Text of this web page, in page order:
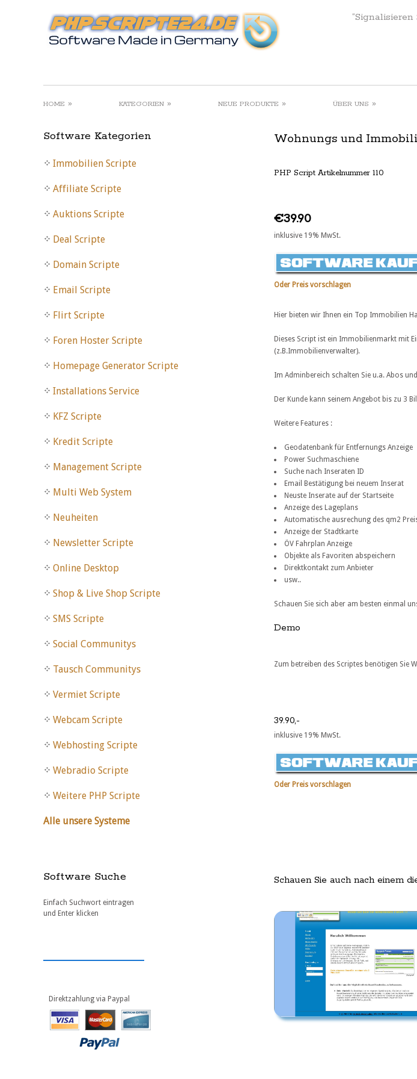
HOME » KATEGORIEN » NEUE PRODUKTE » ÜBER UNS »
Wohnungs und
PHP Script Artikelnummer 110
€39.90
inklusive 19% MwSt.
Oder Preis vorschlagen
Hier bieten wir Ihnen ein Top Immobilien
Dieses Script ist ein Immobilienmarkt mit
(z.B.Immobilienverwalter).
Im Adminbereich schalten Sie u.a. Abos
Der Kunde kann seinem Angebot bis zu 3
Weitere Features :
Geodatenbank für Entfernungs Anzeige
Power Suchmaschiene
Suche nach Inseraten ID
Email Bestätigung bei neuem Inserat
Neuste Inserate auf der Startseite
Anzeige des Lageplans
Automatische ausrechung des qm2
Anzeige der Stadtkarte
ÖV Fahrplan Anzeige
Objekte als Favoriten abspeichern
Direktkontakt zum Anbieter
usw..
Schauen Sie sich aber am besten einmal
Demo
Zum betreiben des Scriptes benötigen Sie
39.90,-
inklusive 19% MwSt.
Oder Preis vorschlagen
Schauen Sie auch nach einem
Software Kategorien
Immobilien Scripte
Affiliate Scripte
Auktions Scripte
Deal Scripte
Domain Scripte
Email Scripte
Flirt Scripte
Foren Hoster Scripte
Homepage Generator Scripte
Installations Service
KFZ Scripte
Kredit Scripte
Management Scripte
Multi Web System
Neuheiten
Newsletter Scripte
Online Desktop
Shop & Live Shop Scripte
SMS Scripte
Social Communitys
Tausch Communitys
Vermiet Scripte
Webcam Scripte
Webhosting Scripte
Webradio Scripte
Weitere PHP Scripte
Alle unsere Systeme
Software Suche
Einfach Suchwort eintragen
und Enter klicken
Direktzahlung via Paypal